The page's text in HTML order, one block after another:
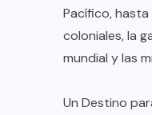
Pacífico,
coloniales, la
mundial y las
Un Destino